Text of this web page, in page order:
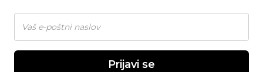
Prijavi se